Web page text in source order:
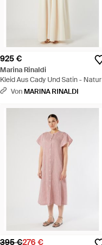
925 €
Marina Rinaldi
Kleid Aus Cady Und Satin - Natur
Von MARINA RINALDI
395 €276 €